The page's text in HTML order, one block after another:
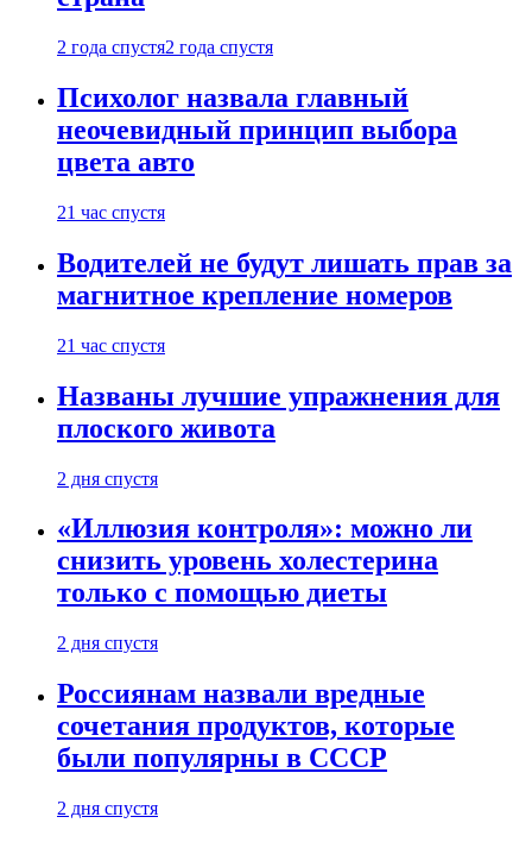
2 года спустя2 года спустя
Психолог назвала главный
неочевидный принцип выбора
цвета авто
21 час спустя
Водителей не будут лишать прав за
магнитное крепление номеров
21 час спустя
Названы лучшие упражнения для
плоского живота
2 дня спустя
«Иллюзия контроля»: можно ли
снизить уровень холестерина
только с помощью диеты
2 дня спустя
Россиянам назвали вредные
сочетания продуктов, которые
были популярны в СССР
2 дня спустя